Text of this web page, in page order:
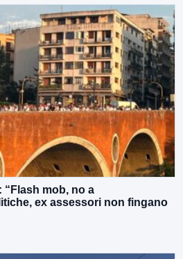
“Flash mob, no a
ex assessori non fingano